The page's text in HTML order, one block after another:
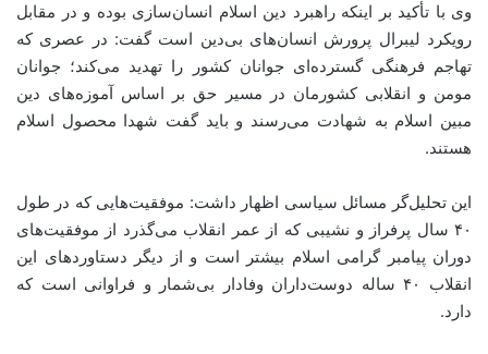
وی با تأکید بر اینکه راهبرد دین اسلام انسان‌سازی بوده و در مقابل
رویکرد لیبرال پرورش انسان‌های بی‌دین است گفت: در عصری که
تهاجم فرهنگی گسترده‌ای جوانان کشور را تهدید می‌کند؛ جوانان
مومن و انقلابی کشورمان در مسیر حق بر اساس آموزه‌های دین
مبین اسلام به شهادت می‌رسند و باید گفت شهدا محصول اسلام
هستند.
این تحلیل‌گر مسائل سیاسی اظهار داشت: موفقیت‌هایی که در طول
۴۰ سال پرفراز و نشیبی که از عمر انقلاب می‌گذرد از موفقیت‌های
دوران پیامبر گرامی اسلام بیشتر است و از دیگر دستاوردهای این
انقلاب ۴۰ ساله دوست‌داران وفادار بی‌شمار و فراوانی است که
دارد.